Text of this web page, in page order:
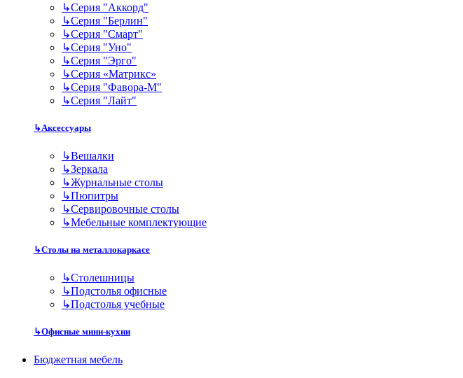
↳Серия "Аккорд"
↳Серия "Берлин"
↳Серия "Смарт"
↳Серия "Уно"
↳Серия "Эрго"
↳Серия «Матрикс»
↳Серия "Фавора-М"
↳Серия "Лайт"
↳Аксессуары
↳Вешалки
↳Зеркала
↳Журнальные столы
↳Пюпитры
↳Сервировочные столы
↳Мебельные комплектующие
↳Столы на металлокаркасе
↳Столешницы
↳Подстолья офисные
↳Подстолья учебные
↳Офисные мини-кухни
Бюджетная мебель